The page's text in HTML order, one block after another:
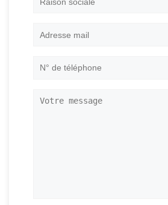
Adresse
N°
Votre